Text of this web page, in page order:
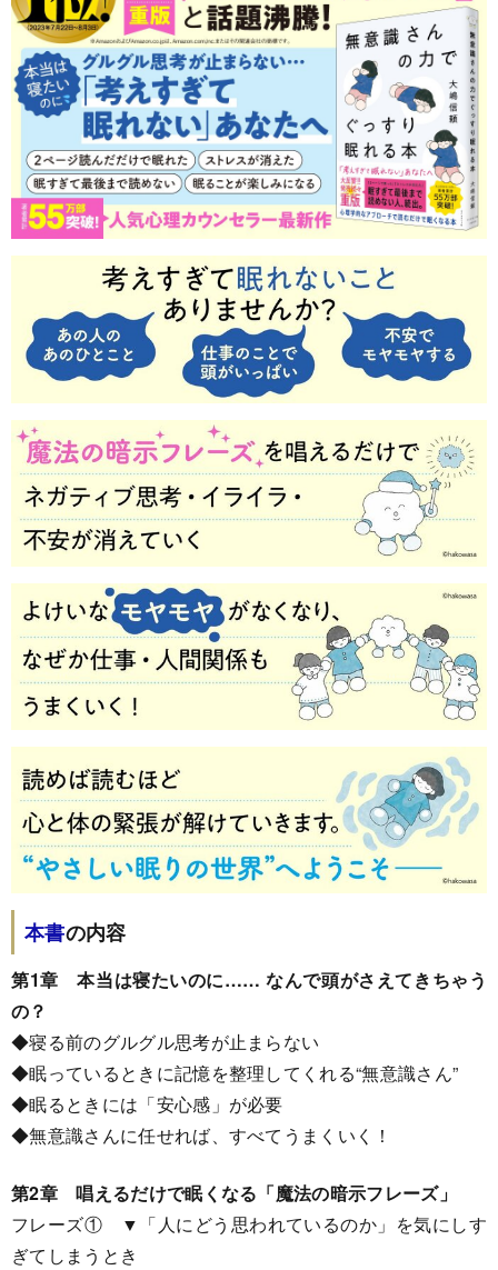
本書の内容
第1章 本当は寝たいのに…… なんで頭がさえてきちゃう
の？
◆寝る前のグルグル思考が止まらない
◆眠っているときに記憶を整理してくれる“無意識さん”
◆眠るときには「安心感」が必要
◆無意識さんに任せれば、すべてうまくいく！
第2章 唱えるだけで眠くなる「魔法の暗示フレーズ」
フレーズ① ▼「人にどう思われているのか」を気にしす
ぎてしまうとき